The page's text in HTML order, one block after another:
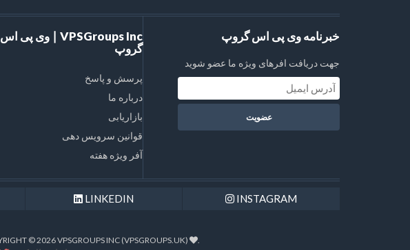
VPSGroups Inc ∣ وی پی اس
گروپ
پرسش و پاسخ
درباره ما
بازاریابی
قوانین سرویس دهی
آفر ویژه هفته
خبرنامه وی پی اس گروپ
جهت دریافت افرهای ویژه ما عضو شوید
LINKEDIN INSTAGRAM
.